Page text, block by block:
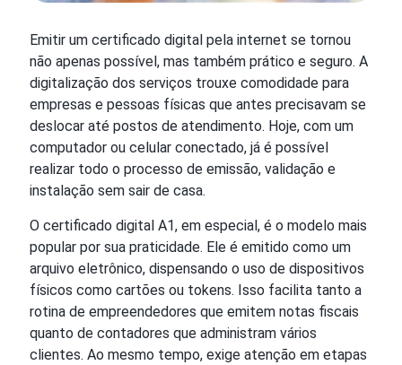
Emitir um certificado digital pela internet se tornou
não apenas possível, mas também prático e seguro. A
digitalização dos serviços trouxe comodidade para
empresas e pessoas físicas que antes precisavam se
deslocar até postos de atendimento. Hoje, com um
computador ou celular conectado, já é possível
realizar todo o processo de emissão, validação e
instalação sem sair de casa.
O certificado digital A1, em especial, é o modelo mais
popular por sua praticidade. Ele é emitido como um
arquivo eletrônico, dispensando o uso de dispositivos
físicos como cartões ou tokens. Isso facilita tanto a
rotina de empreendedores que emitem notas fiscais
quanto de contadores que administram vários
clientes. Ao mesmo tempo, exige atenção em etapas